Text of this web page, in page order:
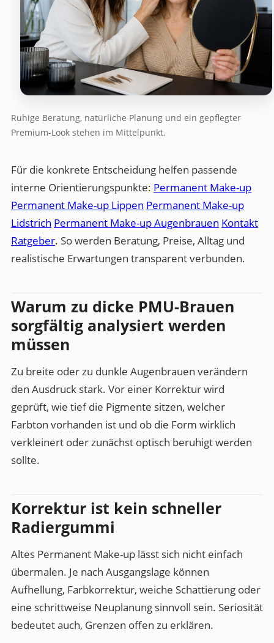
Ruhige Beratung, natürliche Planung und ein gepflegter
Premium-Look stehen im Mittelpunkt.
Für die konkrete Entscheidung helfen passende
interne Orientierungspunkte: Permanent Make-up
Permanent Make-up Lippen Permanent Make-up
Lidstrich Permanent Make-up Augenbrauen Kontakt
Ratgeber. So werden Beratung, Preise, Alltag und
realistische Erwartungen transparent verbunden.
Warum zu dicke PMU-Brauen
sorgfältig analysiert werden
müssen
Zu breite oder zu dunkle Augenbrauen verändern
den Ausdruck stark. Vor einer Korrektur wird
geprüft, wie tief die Pigmente sitzen, welcher
Farbton vorhanden ist und ob die Form wirklich
verkleinert oder zunächst optisch beruhigt werden
sollte.
Korrektur ist kein schneller
Radiergummi
Altes Permanent Make-up lässt sich nicht einfach
übermalen. Je nach Ausgangslage können
Aufhellung, Farbkorrektur, weiche Schattierung oder
eine schrittweise Neuplanung sinnvoll sein. Seriosität
bedeutet auch, Grenzen offen zu erklären.